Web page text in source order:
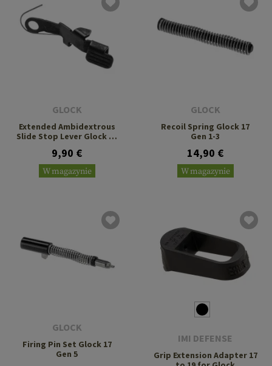
GLOCK
Extended Ambidextrous
Slide Stop Lever Glock 17
9,90 €
W magazynie
GLOCK
Recoil Spring Glock 17
Gen 1-3
14,90 €
W magazynie
GLOCK
Firing Pin Set Glock 17
Gen 5
IMI DEFENSE
Grip Extension Adapter 17